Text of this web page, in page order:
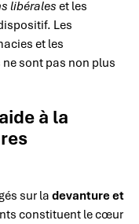
libérales et les
Les
et les
sont pas non plus
à la
sur la devanture et
constituent le cœur